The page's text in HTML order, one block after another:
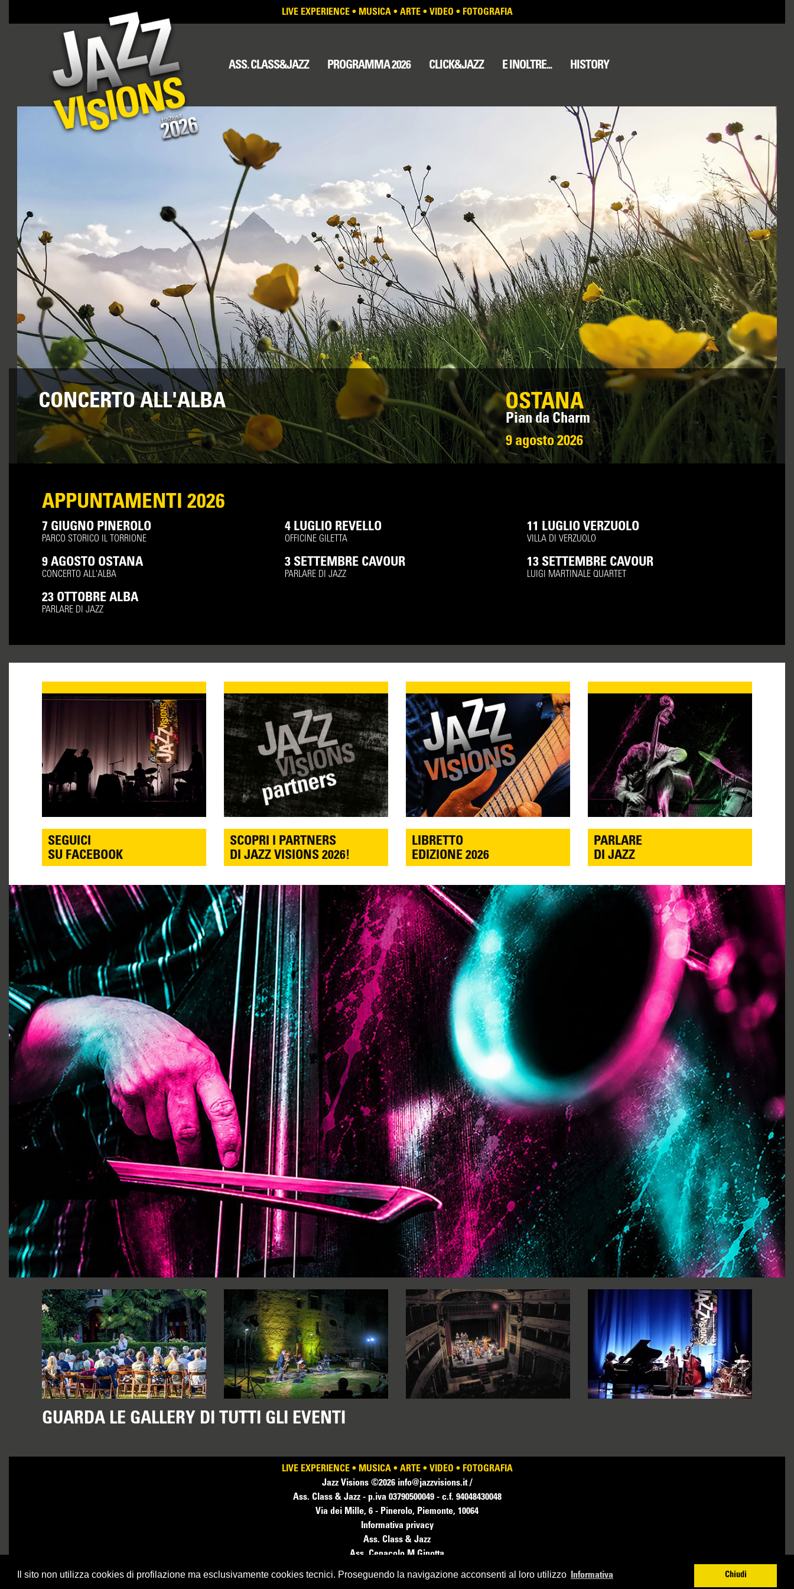
Il sito non utilizza cookies di profilazione ma esclusivamente cookies tecnici. Proseguendo la navigazione acconsenti al loro utilizzo Informativa Chiudi
LIVE EXPERIENCE• MUSICA• ARTE• VIDEO • FOTOGRAFIA
ASS. CLASS&JAZZ PROGRAMMA 2026 CLICK&JAZZ E INOLTRE... HISTORY
CONCERTO ALL'ALBA OSTANA
Pian da Charm
9 agosto 2026
APPUNTAMENTI 2026
7 GIUGNO PINEROLO
PARCO STORICO IL TORRIONE
4 LUGLIO REVELLO
OFFICINE GILETTA
11 LUGLIO VERZUOLO
VILLA DI VERZUOLO
9 AGOSTO OSTANA
CONCERTO ALL'ALBA
3 SETTEMBRE CAVOUR
PARLARE DI JAZZ
13 SETTEMBRE CAVOUR
LUIGI MARTINALE QUARTET
23 OTTOBRE ALBA
PARLARE DI JAZZ
SEGUICI
SU FACEBOOK
SCOPRI I PARTNERS
DI JAZZ VISIONS 2026!
LIBRETTO
EDIZIONE 2026
PARLARE
DI JAZZ
GUARDA LE GALLERY DI TUTTI GLI EVENTI
LIVE EXPERIENCE• MUSICA• ARTE• VIDEO • FOTOGRAFIA
Jazz Visions ©2026 info@jazzvisions.it/
Ass. Class & Jazz - p.iva 03790500049 - c.f. 94048430048
Via dei Mille, 6 - Pinerolo, Piemonte, 10064
Informativa privacy
Ass. Class & Jazz
Ass. Cenacolo M.Ginotta